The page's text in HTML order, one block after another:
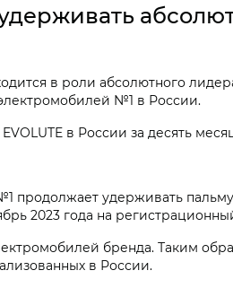
в роли абсолютного
№1 в России.
в России за десять
продолжает удерживать
2023 года на
бренда. Таким
в России.